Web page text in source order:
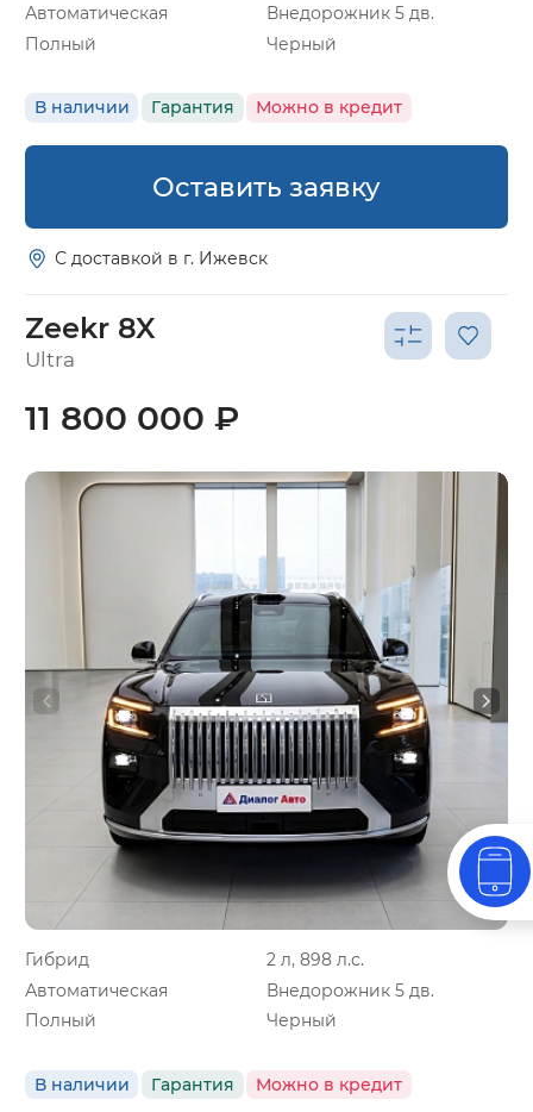
Автоматическая
Внедорожник 5 дв.
Полный
Черный
В наличии Гарантия Можно в кредит
Оставить заявку
С доставкой в г. Ижевск
Zeekr 8X
Ultra
Гибрид
2 л, 898 л.с.
Автоматическая
Внедорожник 5 дв.
Полный
Черный
В наличии Гарантия Можно в кредит
11 800 000 ₽